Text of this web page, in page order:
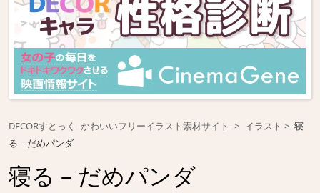
DECORすとっく -かわいいフリーイラスト素材サイト- イラスト
寝
る – だめパンダ
寝る – だめパンダ